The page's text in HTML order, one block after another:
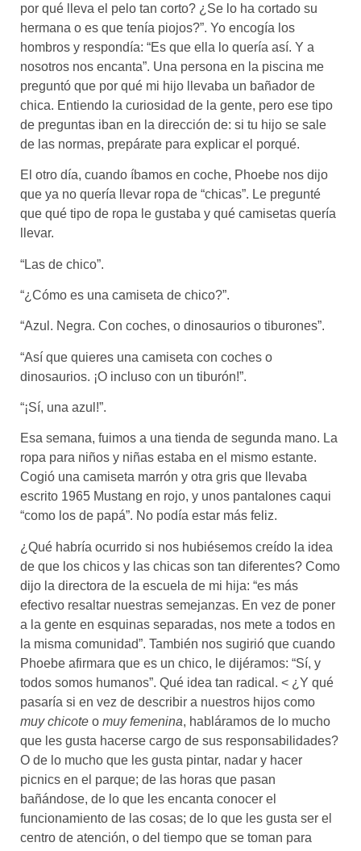
por qué lleva el pelo tan corto? ¿Se lo ha cortado su
hermana o es que tenía piojos?”. Yo encogía los
hombros y respondía: “Es que ella lo quería así. Y a
nosotros nos encanta”. Una persona en la piscina me
preguntó que por qué mi hijo llevaba un bañador de
chica. Entiendo la curiosidad de la gente, pero ese tipo
de preguntas iban en la dirección de: si tu hijo se sale
de las normas, prepárate para explicar el porqué.
El otro día, cuando íbamos en coche, Phoebe nos dijo
que ya no quería llevar ropa de “chicas”. Le pregunté
que qué tipo de ropa le gustaba y qué camisetas quería
llevar.
“Las de chico”.
“¿Cómo es una camiseta de chico?”.
“Azul. Negra. Con coches, o dinosaurios o tiburones”.
“Así que quieres una camiseta con coches o
dinosaurios. ¡O incluso con un tiburón!”.
“¡Sí, una azul!”.
Esa semana, fuimos a una tienda de segunda mano. La
ropa para niños y niñas estaba en el mismo estante.
Cogió una camiseta marrón y otra gris que llevaba
escrito 1965 Mustang en rojo, y unos pantalones caqui
“como los de papá”. No podía estar más feliz.
¿Qué habría ocurrido si nos hubiésemos creído la idea
de que los chicos y las chicas son tan diferentes? Como
dijo la directora de la escuela de mi hija: “es más
efectivo resaltar nuestras semejanzas. En vez de poner
a la gente en esquinas separadas, nos mete a todos en
la misma comunidad”. También nos sugirió que cuando
Phoebe afirmara que es un chico, le dijéramos: “Sí, y
todos somos humanos”. Qué idea tan radical. < ¿Y qué
pasaría si en vez de describir a nuestros hijos como
muy chicote o muy femenina, habláramos de lo mucho
que les gusta hacerse cargo de sus responsabilidades?
O de lo mucho que les gusta pintar, nadar y hacer
picnics en el parque; de las horas que pasan
bañándose, de lo que les encanta conocer el
funcionamiento de las cosas; de lo que les gusta ser el
centro de atención, o del tiempo que se toman para